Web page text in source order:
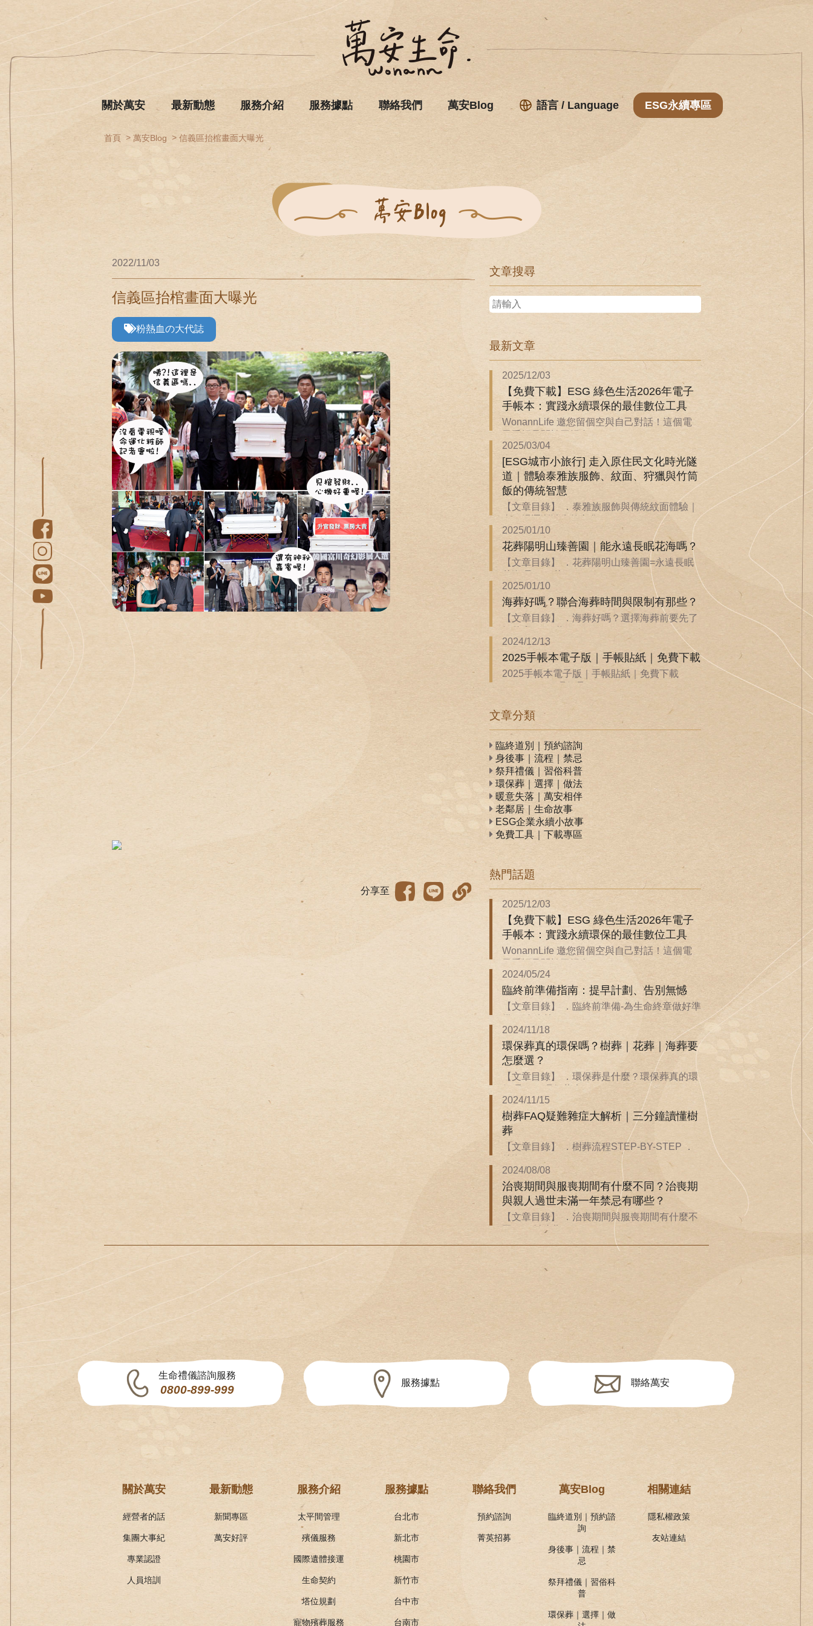
關於萬安 最新動態 服務介紹 服務據點 聯絡我們 萬安Blog 語言 / Language ESG永續專區
首頁 萬安Blog 信義區抬棺畫面大曝光
2022/11/03
信義區抬棺畫面大曝光
粉熱血の大代誌
分享至
文章搜尋
最新文章
2025/12/03
【免費下載】ESG 綠色生活2026年電子
手帳本：實踐永續環保的最佳數位工具
WonannLife 邀您留個空與自己對話！這個電
子手帳是關於回歸自...
2025/03/04
[ESG城市小旅行] 走入原住民文化時光隧
道｜體驗泰雅族服飾、紋面、狩獵與竹筒
飯的傳統智慧
【文章目錄】 ．泰雅族服飾與傳統紋面體驗｜
來一場逐漸消失的文化...
2025/01/10
花葬陽明山臻善園｜能永遠長眠花海嗎？
【文章目錄】 ．花葬陽明山臻善園=永遠長眠
2025/01/10
海葬好嗎？聯合海葬時間與限制有那些？
【文章目錄】 ．海葬好嗎？選擇海葬前要先了
2024/12/13
2025手帳本電子版｜手帳貼紙｜免費下載
2025手帳本電子版｜手帳貼紙｜免費下載
WonannLife 環保承...
文章分類
臨終道別｜預約諮詢
身後事｜流程｜禁忌
祭拜禮儀｜習俗科普
環保葬｜選擇｜做法
暖意失落｜萬安相伴
老鄰居｜生命故事
ESG企業永續小故事
免費工具｜下載專區
熱門話題
2025/12/03
【免費下載】ESG 綠色生活2026年電子
手帳本：實踐永續環保的最佳數位工具
WonannLife 邀您留個空與自己對話！這個電
2024/05/24
臨終前準備指南：提早計劃、告別無憾
【文章目錄】 ．臨終前準備-為生命終章做好準
2024/11/18
環保葬真的環保嗎？樹葬｜花葬｜海葬要
怎麼選？
【文章目錄】 ．環保葬是什麼？環保葬真的環
保嗎？ ．環保葬也...
2024/11/15
樹葬FAQ疑難雜症大解析｜三分鐘讀懂樹
葬
【文章目錄】 ．樹葬流程STEP-BY-STEP ．
2024/08/08
治喪期間與服喪期間有什麼不同？治喪期
與親人過世未滿一年禁忌有哪些？
【文章目錄】 ．治喪期間與服喪期間有什麼不
同？ ．治喪期...
生命禮儀諮詢服務
0800-899-999
服務據點 聯絡萬安
關於萬安
經營者的話
集團大事紀
專業認證
人員培訓
最新動態
新聞專區
萬安好評
服務介紹
太平間管理
殯儀服務
國際遺體接運
生命契約
塔位規劃
寵物殯葬服務
服務據點
台北市
新北市
桃園市
新竹市
台中市
台南市
聯絡我們
預約諮詢
菁英招募
萬安Blog
臨終道別｜預約諮
詢
身後事｜流程｜禁
忌
祭拜禮儀｜習俗科
普
環保葬｜選擇｜做
相關連結
隱私權政策
友站連結